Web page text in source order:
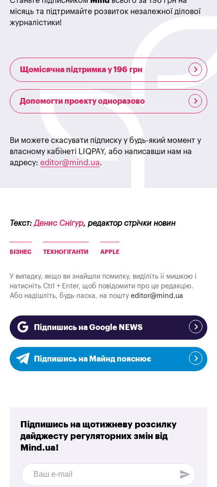
місяць та підтримайте розвиток незалежної ділової
журналістики!
Щомісячна підтримка у 196 грн
Допомогти проекту одноразово
Ви можете скасувати підписку у будь-який момент у
власному кабінеті LIQPAY, або написавши нам на
адресу: editor@mind.ua.
Текст:Денис Снігур, редактор стрічки новин
БІЗНЕС ТЕХНОГІГАНТИ APPLE
У випадку, якщо ви знайшли помилку, виділіть її мишкою і
натисніть Ctrl + Enter, щоб повідомити про це редакцію.
Або надішліть, будь-ласка, на пошту editor@mind.ua
Підпишись на Google NEWS
Підпишись на Майнд пояснює
Підпишись на щотижневу розсилку
дайджесту регуляторних змін від
Mind.ua!